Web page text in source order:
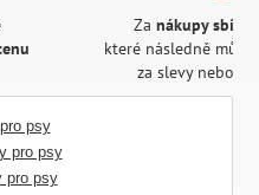
Za nákupy
které následně
za slevy nebo
psy
pro psy
pro psy